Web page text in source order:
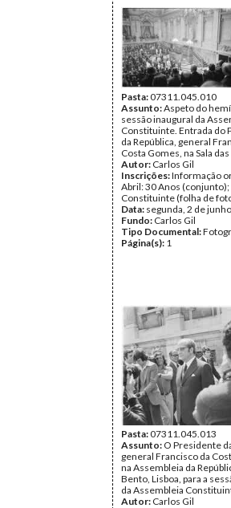
Pasta:07311.045.010
Assunto:Aspeto do
sessão inaugural da
Constituinte. Entrada do
da República, general
Costa Gomes, na Sala
Autor: Carlos Gil
Inscrições:Informação
Abril: 30 Anos
Constituinte (folha de
Data: segunda, 2 de
Fundo: Carlos Gil
Tipo Documental:
Página(s): 1
Pasta:07311.045.013
Assunto: O Presidente
general Francisco da
na Assembleia da
Bento, Lisboa, para a
da Assembleia
Autor: Carlos Gil